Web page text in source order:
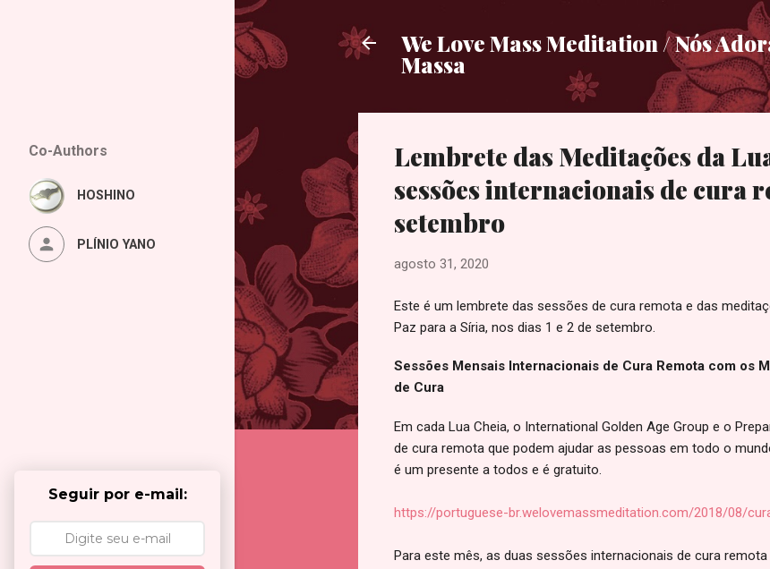
We Love Mass Meditation / Nós
Massa
Lembrete das Meditações da
sessões internacionais de cura
setembro
agosto 31, 2020
Este é um lembrete das sessões de cura remota e das
Paz para a Síria, nos dias 1 e 2 de setembro.
Sessões Mensais Internacionais de Cura Remota com os
de Cura
Em cada Lua Cheia, o International Golden Age Group e o
de cura remota que podem ajudar as pessoas em todo o
é um presente a todos e é gratuito.
https://portuguese-br.welovemassmeditation.com/2018/08/
Para este mês, as duas sessões internacionais de cura
Co-Authors
HOSHINO
PLÍNIO YANO
Seguir por e-mail: